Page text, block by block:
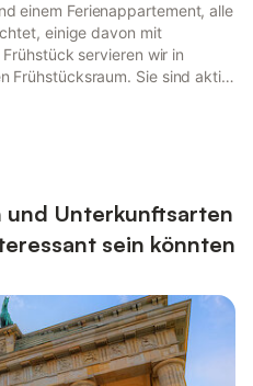
einem Ferienappartement, alle
einige davon mit
servieren wir in
Frühstücksraum. Sie sind aktiv
Allen Gästen stehen
und Unterkunftsarten
sein könnten